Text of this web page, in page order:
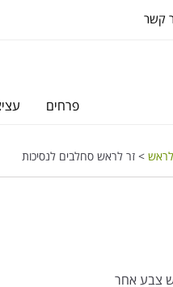
קשר
פרחים
> זר לראש סחלבים לנסיכות
צבע אחר